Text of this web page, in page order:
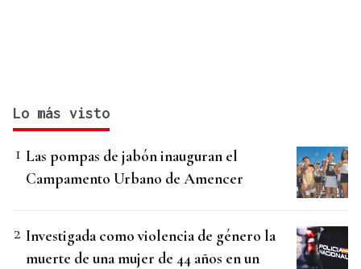
Lo más visto
Las pompas de jabón inauguran el
Campamento Urbano de Amencer
Investigada como violencia de género la
muerte de una mujer de 44 años en un